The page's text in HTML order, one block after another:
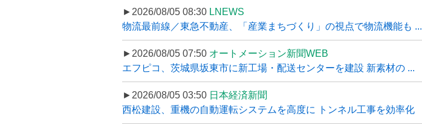
►2026/08/05 08:30 LNEWS
物流最前線／東急不動産、「産業まちづくり」の視点で物流機能も ...
►2026/08/05 07:50 オートメーション新聞WEB
エフピコ、茨城県坂東市に新工場・配送センターを建設 新素材の ...
►2026/08/05 03:50 日本経済新聞
西松建設、重機の自動運転システムを高度に トンネル工事を効率化